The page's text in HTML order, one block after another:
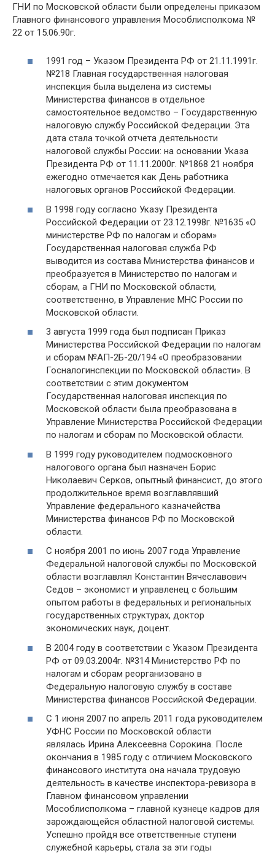
ГНИ по Московской области были определены приказом
Главного финансового управления Мособлисполкома №
22 от 15.06.90г.
1991 год – Указом Президента РФ от 21.11.1991г.
№218 Главная государственная налоговая
инспекция была выделена из системы
Министерства финансов в отдельное
самостоятельное ведомство – Государственную
налоговую службу Российской Федерации. Эта
дата стала точкой отчета деятельности
налоговой службы России: на основании Указа
Президента РФ от 11.11.2000г. №1868 21 ноября
ежегодно отмечается как День работника
налоговых органов Российской Федерации.
В 1998 году согласно Указу Президента
Российской Федерации от 23.12.1998г. №1635 «О
министерстве РФ по налогам и сборам»
Государственная налоговая служба РФ
выводится из состава Министерства финансов и
преобразуется в Министерство по налогам и
сборам, а ГНИ по Московской области,
соответственно, в Управление МНС России по
Московской области.
3 августа 1999 года был подписан Приказ
Министерства Российской Федерации по налогам
и сборам №АП-2Б-20/194 «О преобразовании
Госналогинспекции по Московской области». В
соответствии с этим документом
Государственная налоговая инспекция по
Московской области была преобразована в
Управление Министерства Российской Федерации
по налогам и сборам по Московской области.
В 1999 году руководителем подмосковного
налогового органа был назначен Борис
Николаевич Серков, опытный финансист, до этого
продолжительное время возглавлявший
Управление федерального казначейства
Министерства финансов РФ по Московской
области.
С ноября 2001 по июнь 2007 года Управление
Федеральной налоговой службы по Московской
области возглавлял Константин Вячеславович
Седов – экономист и управленец с большим
опытом работы в федеральных и региональных
государственных структурах, доктор
экономических наук, доцент.
В 2004 году в соответствии с Указом Президента
РФ от 09.03.2004г. №314 Министерство РФ по
налогам и сборам реорганизовано в
Федеральную налоговую службу в составе
Министерства финансов Российской Федерации.
С 1 июня 2007 по апрель 2011 года руководителем
УФНС России по Московской области
являлась Ирина Алексеевна Сорокина. После
окончания в 1985 году с отличием Московского
финансового института она начала трудовую
деятельность в качестве инспектора-ревизора в
Главном финансовом управлении
Мособлисполкома – главной кузнеце кадров для
зарождающейся областной налоговой системы.
Успешно пройдя все ответственные ступени
служебной карьеры, стала за эти годы